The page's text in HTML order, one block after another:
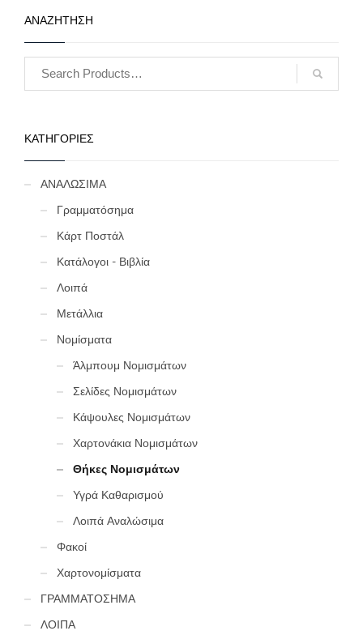
τιμολόγηση του.
(1828 – 2007) coins and
trail mints. Enriched
Greek modern coins
ΑΝΑΖΗΤΗΣΗ
ΚΑΤΗΓΟΡΙΕΣ
ΑΝΑΛΩΣΙΜΑ
Γραμματόσημα
Κάρτ Ποστάλ
Κατάλογοι - Βιβλία
Λοιπά
Μετάλλια
Νομίσματα
Άλμπουμ Νομισμάτων
Σελίδες Νομισμάτων
Κάψουλες Νομισμάτων
Χαρτονάκια Νομισμάτων
Θήκες Νομισμάτων
Υγρά Καθαρισμού
Λοιπά Αναλώσιμα
Φακοί
Χαρτονομίσματα
ΓΡΑΜΜΑΤΟΣΗΜΑ
ΛΟΙΠΑ